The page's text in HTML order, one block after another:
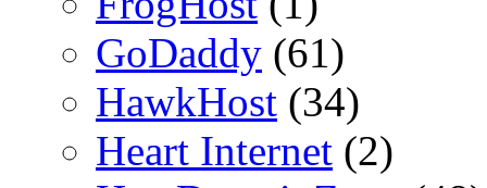
GoDaddy (61)
HawkHost (34)
Heart Internet (2)